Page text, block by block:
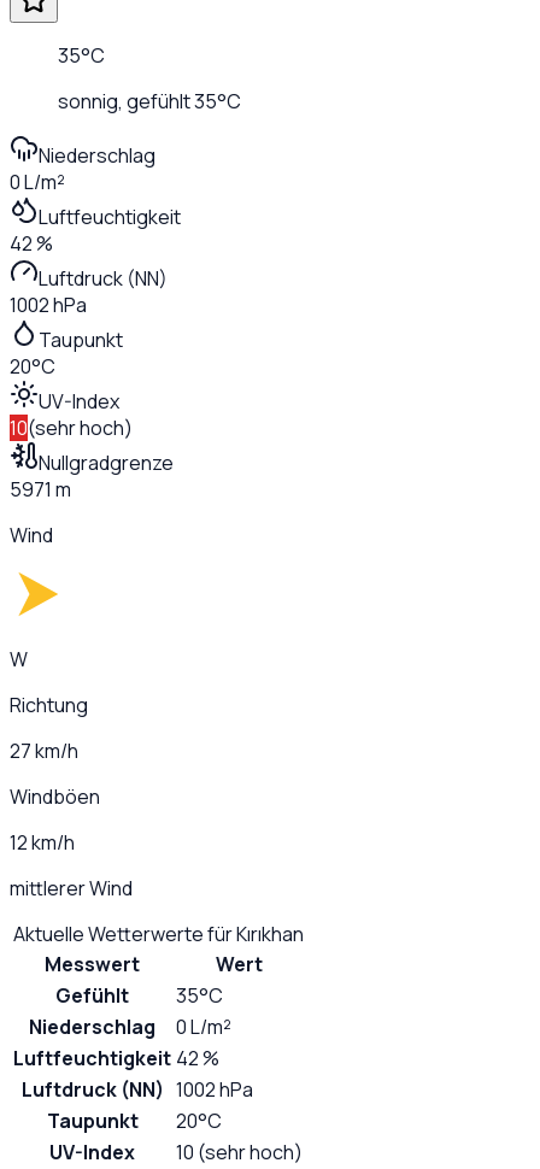
35°C
sonnig, gefühlt35°C
Niederschlag
0 L/m²
Luftfeuchtigkeit
42 %
Luftdruck (NN)
1002 hPa
Taupunkt
20°C
UV-Index
10(sehr hoch)
Nullgradgrenze
5971 m
Wind
W
Richtung
27 km/h
Windböen
12 km/h
mittlerer Wind
Aktuelle Wetterwerte fürKırıkhan
Messwert
Wert
Gefühlt
35°C
Niederschlag
0 L/m²
Luftfeuchtigkeit 42 %
Luftdruck (NN) 1002 hPa
Taupunkt
20°C
UV-Index
10 (sehr hoch)